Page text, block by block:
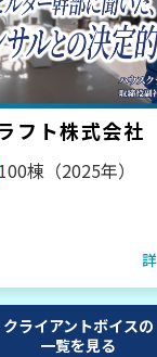
フト株式会社
100棟（2025年）
クライアントボイスの
一覧を見る